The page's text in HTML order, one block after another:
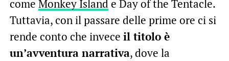
come Monkey Island e Day of the Tentacle.
Tuttavia, con il passare delle prime ore ci si
rende conto che invece il titolo è
un’avventura narrativa, dove la